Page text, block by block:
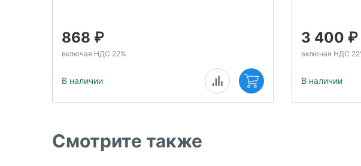
868 ₽
включая НДС 22%
В наличии
3 400 ₽
включая НДС
В наличии
Смотрите также